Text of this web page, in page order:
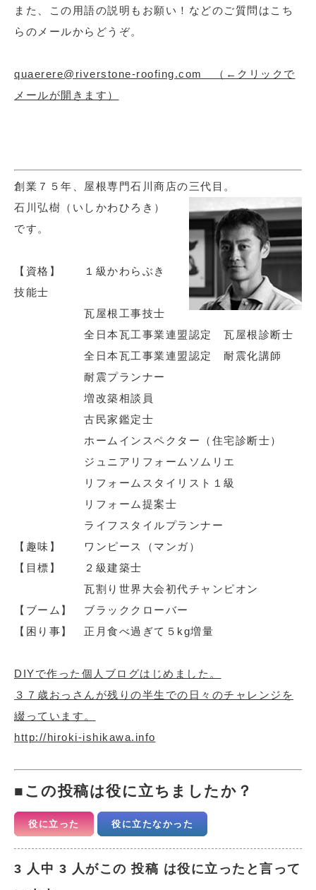
また、この用語の説明もお願い！などのご質問はこち
らのメールからどうぞ。
quaerere@riverstone-roofing.com （←クリックで
メールが開きます）
創業７５年、屋根専門石川商店の三代目。
石川弘樹（いしかわひろき）
です。
【資格】 １級かわらぶき
技能士
瓦屋根工事技士
全日本瓦工事業連盟認定 瓦屋根診断士
全日本瓦工事業連盟認定 耐震化講師
耐震プランナー
増改築相談員
古民家鑑定士
ホームインスペクター（住宅診断士）
ジュニアリフォームソムリエ
リフォームスタイリスト１級
リフォーム提案士
ライフスタイルプランナー
【趣味】 ワンピース（マンガ）
【目標】 ２級建築士
瓦割り世界大会初代チャンピオン
【ブーム】 ブラッククローバー
【困り事】 正月食べ過ぎて５kg増量
DIYで作った個人ブログはじめました。
３７歳おっさんが残りの半生での日々のチャレンジを
綴っています。
http://hiroki-ishikawa.info
この投稿は役に立ちましたか？
役に立った 役に立たなかった
3 人中 3 人がこの 投稿 は役に立ったと言って